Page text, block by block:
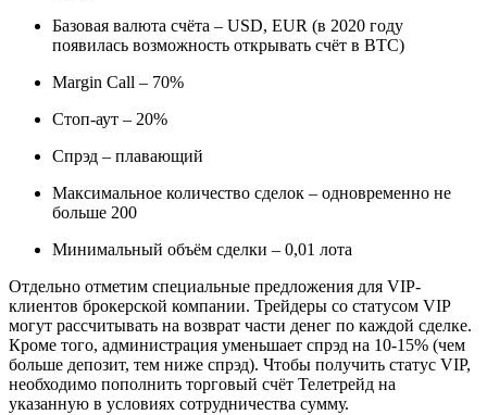
Базовая валюта счёта – USD, EUR (в 2020 году
появилась возможность открывать счёт в BTC)
Margin Call – 70%
Стоп-аут – 20%
Спрэд – плавающий
Максимальное количество сделок – одновременно не
больше 200
Минимальный объём сделки – 0,01 лота
Отдельно отметим специальные предложения для VIP-
клиентов брокерской компании. Трейдеры со статусом VIP
могут рассчитывать на возврат части денег по каждой сделке.
Кроме того, администрация уменьшает спрэд на 10-15% (чем
больше депозит, тем ниже спрэд). Чтобы получить статус VIP,
необходимо пополнить торговый счёт Телетрейд на
указанную в условиях сотрудничества сумму.